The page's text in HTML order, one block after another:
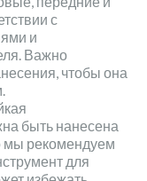
с
и
Важно
чтобы она
быть нанесена
мы рекомендуем
для